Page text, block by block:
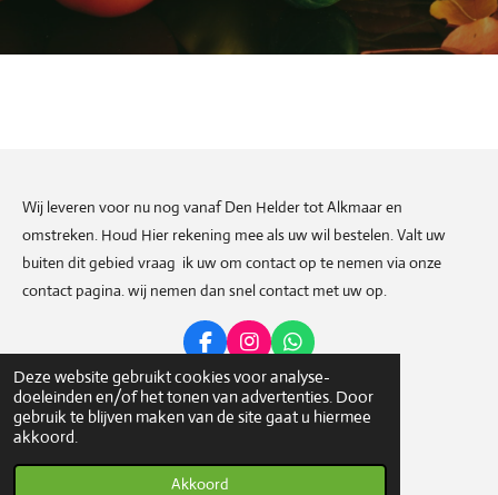
Deze website gebruikt cookies voor analyse-
doeleinden en/of het tonen van advertenties. Door
gebruik te blijven maken van de site gaat u hiermee
akkoord.
Akkoord
Wij leveren voor nu nog vanaf Den Helder tot Alkmaar en
omstreken. Houd Hier rekening mee als uw wil bestelen. Valt uw
buiten dit gebied vraag ik uw om contact op te nemen via onze
contact pagina. wij nemen dan snel contact met uw op.
F
a
c
e
b
o
k
I
n
s
t
a
r
W
h
a
t
s
p
Deel Share Delen
© 2023 - 2026 Weetwatjeeet